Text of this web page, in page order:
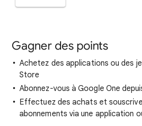
Gagner des points
Achetez des applications ou des
Store
Abonnez-vous à Google One
Effectuez des achats et
abonnements via une application